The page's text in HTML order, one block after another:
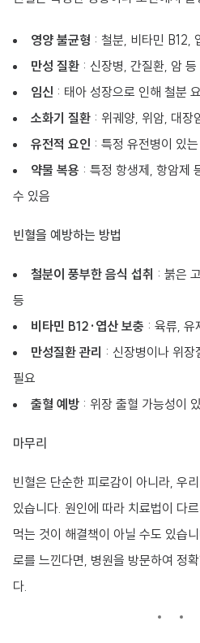
영양 불균형 : 철분, 비타민 B12,
만성 질환 : 신장병, 간질환, 암 등
임신 : 태아 성장으로 인해 철분
소화기 질환 : 위궤양, 위암, 대장
유전적 요인 : 특정 유전병이 있
약물 복용 : 특정 항생제, 항암제
수 있음
빈혈을 예방하는 방법
철분이 풍부한 음식 섭취 : 붉은
등
비타민 B12·엽산 보충 : 육류, 유
만성질환 관리 : 신장병이나 위장
필요
출혈 예방 : 위장 출혈 가능성이
마무리
빈혈은 단순한 피로감이 아니라, 우
있습니다. 원인에 따라 치료법이 다
먹는 것이 해결책이 아닐 수도 있습
로를 느낀다면, 병원을 방문하여 정
다.